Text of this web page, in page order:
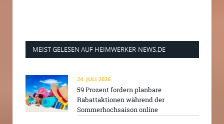
MEIST GELESEN AUF HEIMWERKER-NEWS.DE
24. JULI 2026
59 Prozent fordern planbare
Rabattaktionen während der
Sommerhochsaison online